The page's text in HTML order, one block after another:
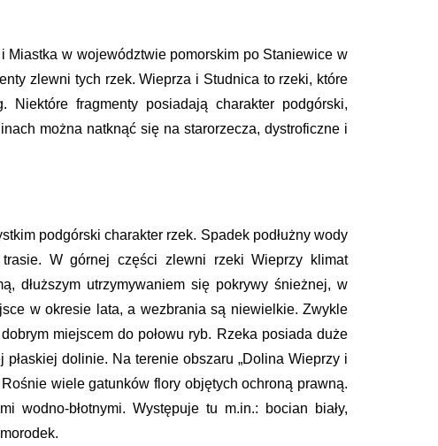
Miastka w województwie pomorskim po Staniewice w
zlewni tych rzek. Wieprza i Studnica to rzeki, które
Niektóre fragmenty posiadają charakter podgórski,
można natknąć się na starorzecza, dystroficzne i
podgórski charakter rzek. Spadek podłużny wody
W górnej części zlewni rzeki Wieprzy klimat
dłuższym utrzymywaniem się pokrywy śnieżnej, w
w okresie lata, a wezbrania są niewielkie. Zwykle
miejscem do połowu ryb. Rzeka posiada duże
dolinie. Na terenie obszaru „Dolina Wieprzy i
wiele gatunków flory objętych ochroną prawną.
wodno-błotnymi. Występuje tu m.in.: bocian biały,